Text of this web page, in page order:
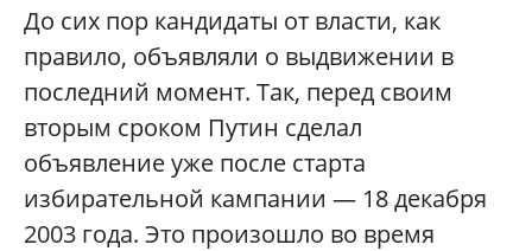
До сих пор кандидаты от власти, как
правило, объявляли о выдвижении в
последний момент. Так, перед своим
вторым сроком Путин сделал
объявление уже после старта
избирательной кампании — 18 декабря
2003 года. Это произошло во время